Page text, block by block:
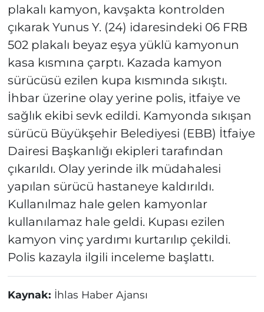
plakalı kamyon, kavşakta kontrolden
çıkarak Yunus Y. (24) idaresindeki 06 FRB
502 plakalı beyaz eşya yüklü kamyonun
kasa kısmına çarptı. Kazada kamyon
sürücüsü ezilen kupa kısmında sıkıştı.
İhbar üzerine olay yerine polis, itfaiye ve
sağlık ekibi sevk edildi. Kamyonda sıkışan
sürücü Büyükşehir Belediyesi (EBB) İtfaiye
Dairesi Başkanlığı ekipleri tarafından
çıkarıldı. Olay yerinde ilk müdahalesi
yapılan sürücü hastaneye kaldırıldı.
Kullanılmaz hale gelen kamyonlar
kullanılamaz hale geldi. Kupası ezilen
kamyon vinç yardımı kurtarılıp çekildi.
Polis kazayla ilgili inceleme başlattı.
Kaynak: İhlas Haber Ajansı